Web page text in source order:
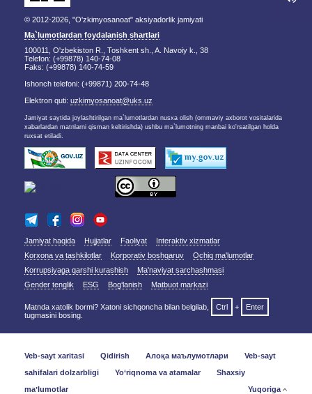
© 2012-2026, "O'zkimyosanoat" aksiyadorlik jamiyati
Ma`lumotlardan foydalanish shartlari
100011, O'zbekiston R., Toshkent sh., A. Navoiy k., 38
Telefon: (+99878) 140-74-08
Faks: (+99878) 140-74-59
Ishonch telefoni: (+99871) 200-74-48
Elektron quti: uzkimyosanoat@uks.uz
Jamiyat saytida joylashtirilgan ma`lumotlardan nusxa olish (ommaviy axborot vositalarida
xabarlardan matnlarni qisman keltirishda) ushbu ma`lumotning manbai ko'rsatilgan holda
ruxsat etiladi.
Jamiyat haqida Hujjatlar Faoliyat
Interaktiv xizmatlar
Korxona va tashkilotlar
Korporativ boshqaruv
Ochiq ma'lumotlar
Korrupsiyaga qarshi kurashish
Ma'naviyat sarchashmasi
Gender tenglik
ESG Bog‘lanish Matbuot markazi
Matnda xatolik bormi? Xatoni sichqoncha bilan belgilab, Ctrl +
Enter
tugmasini bosing.
Veb-sayt xaritasi Qidirish Алоқа маълумотлари
Veb-sayt
sahifalari dolzarbligi
Yo‘riqnoma va atamalar
Shaxsiy
maʼlumotlar
Yuqoriga